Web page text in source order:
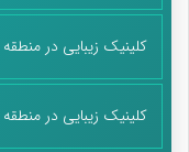
کلینیک زیبایی در منطقه 10
کلینیک زیبایی در منطقه 11